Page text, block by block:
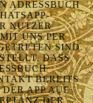
ADRESSBUCH
K
G
UNS PER W
SIND.
DASS
BEREITS
APP AUF
DER